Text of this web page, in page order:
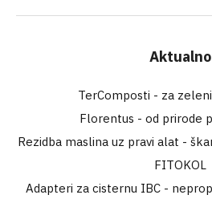
Aktualno
TerComposti - za
Florentus - od prirode
Rezidba maslina uz pravi alat -
FITOKOL
Adapteri za cisternu IBC -